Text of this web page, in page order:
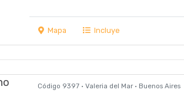
Mapa Incluye
Código 9397 · Valeria del Mar · Buenos Aires